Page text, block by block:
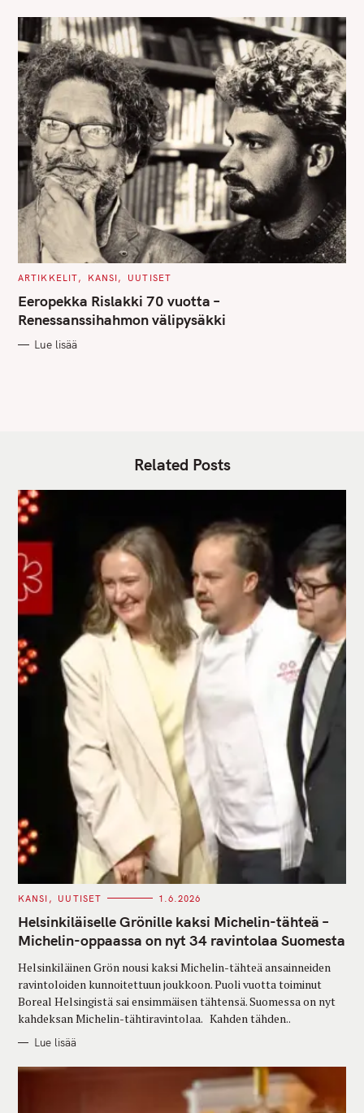
S
C
T
E
G
O
I
ARTIKKELIT KANSI UUTISET
Eeropekka Rislakki 70 vuotta –
Renessanssihahmon välipysäkki
Lue lisää
Related Posts
C
T
E
G
O
I
E
S
KANSI UUTISET 1.6.2026
Helsinkiläiselle Grönille kaksi Michelin-tähteä –
Michelin-oppaassa on nyt 34 ravintolaa Suomesta
Helsinkiläinen Grön nousi kaksi Michelin-tähteä ansainneiden
ravintoloiden kunnoitettuun joukkoon. Puoli vuotta toiminut
Boreal Helsingistä sai ensimmäisen tähtensä. Suomessa on nyt
kahdeksan Michelin-tähtiravintolaa. Kahden tähden..
Lue lisää